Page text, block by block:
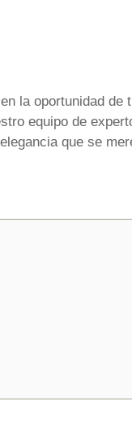
la oportunidad
equipo de
que se